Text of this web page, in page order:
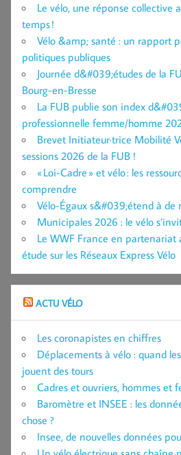
Le vélo, une réponse collective
temps !
Vélo &amp; santé : un rapport
politiques publiques
Journée d&#039;études de la
Bourg-en-Bresse
La FUB publie son index
professionnelle femme/homme
Brevet Initiateur·trice Mobilité
sessions 2026 de la FUB !
« Loi-Cadre » et vélo : les
comprendre
Vélo-Égaux s&#039;étend à de
Municipales 2026 : le vélo
Le WWF France en partenariat
étude sur les Réseaux Express Vélo
ACTU VÉLO
Les coronapistes en chiffres
Déplacements à vélo : quand
jouent des tours
Cadres et ouvriers, hommes et
Baromètre et INSEE : les
chose ?
Insee, de nouvelles données